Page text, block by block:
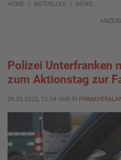
HOME AKTUELLES NEWS
Polizei Unterfranken
zum Aktionstag zur
06.05.2022, 12:54 UHR IN